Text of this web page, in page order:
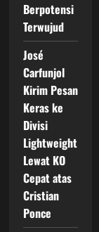
Berpotensi
Terwujud
José
Carfunjol
Kirim Pesan
Keras ke
Divisi
Lightweight
Lewat KO
Cepat atas
Cristian
Ponce